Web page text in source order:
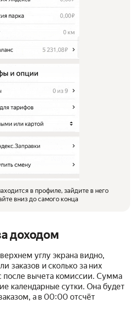
в профиле, зайдите в него
вниз до самого конца
доходом
углу экрана видно,
заказов и сколько за них
после вычета комиссии. Сумма
календарные сутки. Она будет
а в 00:00 отсчёт